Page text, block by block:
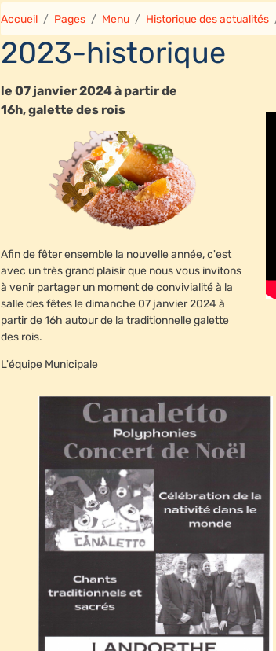
Accueil Pages Menu Historique des actualités
2023-historique
le 07 janvier 2024 à partir de
16h, galette des rois
Afin de fêter ensemble la nouvelle année, c'est
avec un très grand plaisir que nous vous invitons
à venir partager un moment de convivialité à la
salle des fêtes le dimanche 07 janvier 2024 à
partir de 16h autour de la traditionnelle galette
des rois.
L'équipe Municipale